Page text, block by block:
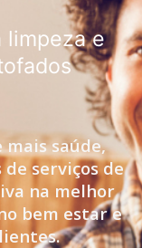
limpeza e
saúde,
serviços de
na melhor
bem estar e